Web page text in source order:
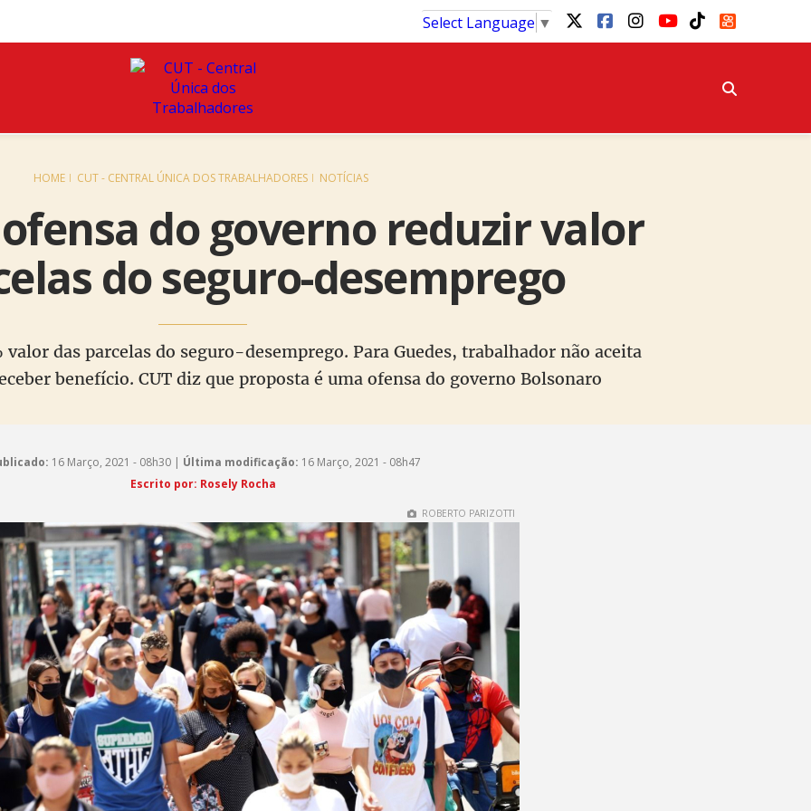
Select Language ▼
HOME CUT - CENTRAL ÚNICA DOS TRABALHADORES NOTÍCIAS
ofensa do governo reduzir valor
do seguro-desemprego
das parcelas do seguro-desemprego. Para Guedes, trabalhador não aceita
benefício. CUT diz que proposta é uma ofensa do governo Bolsonaro
16 Março, 2021 - 08h30 | Última modificação: 16 Março, 2021 - 08h47
Escrito por: Rosely Rocha
ROBERTO PARIZOTTI